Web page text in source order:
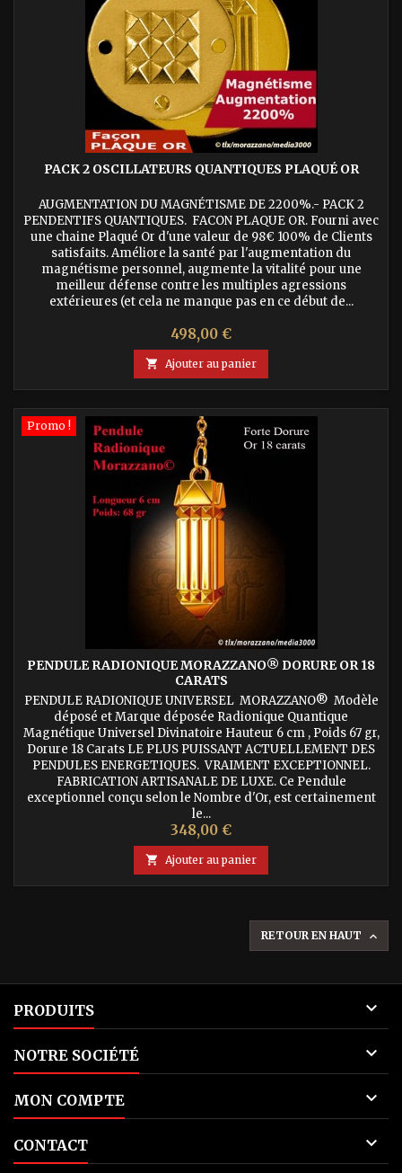
PACK 2 OSCILLATEURS QUANTIQUES PLAQUÉ OR
AUGMENTATION DU MAGNÉTISME DE 2200%.- PACK 2
PENDENTIFS QUANTIQUES. FACON PLAQUE OR. Fourni avec
une chaine Plaqué Or d'une valeur de 98€ 100% de Clients
satisfaits. Améliore la santé par l'augmentation du
magnétisme personnel, augmente la vitalité pour une
meilleur défense contre les multiples agressions
extérieures (et cela ne manque pas en ce début de...
Prix
498,00 €
 Ajouter au panier
Promo !
PENDULE RADIONIQUE MORAZZANO® DORURE OR 18
CARATS
PENDULE RADIONIQUE UNIVERSEL MORAZZANO® Modèle
déposé et Marque déposée Radionique Quantique
Magnétique Universel Divinatoire Hauteur 6 cm , Poids 67 gr,
Dorure 18 Carats LE PLUS PUISSANT ACTUELLEMENT DES
PENDULES ENERGETIQUES. VRAIMENT EXCEPTIONNEL.
FABRICATION ARTISANALE DE LUXE. Ce Pendule
exceptionnel conçu selon le Nombre d'Or, est certainement
le...
Prix
348,00 €
 Ajouter au panier
RETOUR EN HAUT 
PRODUITS 
NOTRE SOCIÉTÉ 
MON COMPTE 
CONTACT 